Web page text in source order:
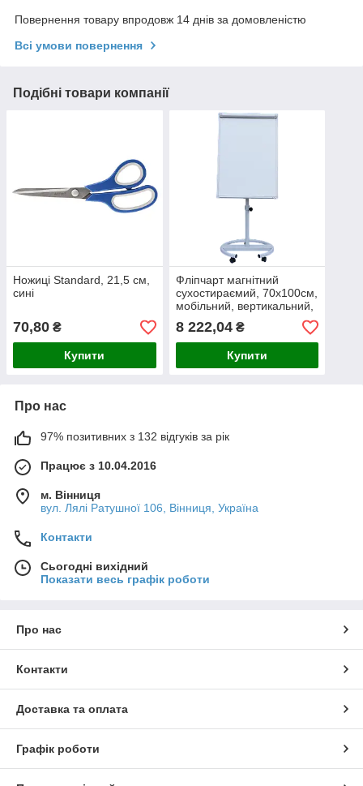
Повернення товару впродовж 14 днів за домовленістю
Всі умови повернення
Подібні товари компанії
Ножиці Standard, 21,5 см,
сині
70,80 ₴
Купити
Фліпчарт магнітний
сухостираємий, 70х100cм,
мобільний, вертикальний,
ал.рамка
8 222,04₴
Купити
Про нас
97% позитивних з 132 відгуків за рік
Працює з 10.04.2016
м. Вінниця
вул. Лялі Ратушної 106, Вінниця, Україна
Контакти
Сьогодні вихідний
Показати весь графік роботи
Про нас
Контакти
Доставка та оплата
Графік роботи